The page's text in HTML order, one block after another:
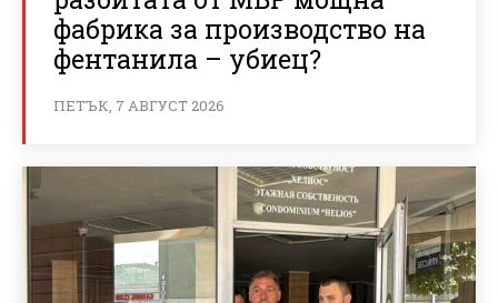
фабрика за производство на
фентанила – убиец?
ПЕТЪК, 7 АВГУСТ 2026